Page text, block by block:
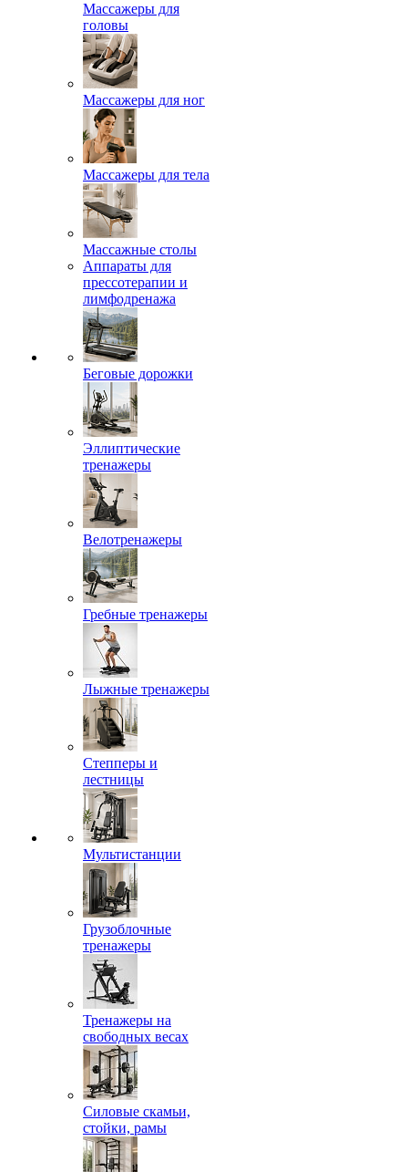
Массажеры для
головы
Массажеры для ног
Массажеры для тела
Массажные столы
Аппараты для
прессотерапии и
лимфодренажа
Беговые дорожки
Эллиптические
тренажеры
Велотренажеры
Гребные тренажеры
Лыжные тренажеры
Степперы и
лестницы
Мультистанции
Грузоблочные
тренажеры
Тренажеры на
свободных весах
Силовые скамьи,
стойки, рамы